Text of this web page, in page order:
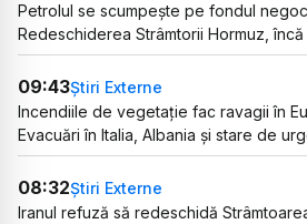
Petrolul se scumpește pe fondul
Redeschiderea Strâmtorii Hormuz,
09:43Știri Externe
Incendiile de vegetație fac ravagii în
Evacuări în Italia, Albania și stare de
08:32Știri Externe
Iranul refuză să redeschidă